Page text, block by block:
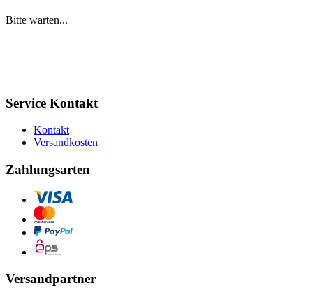
Bitte warten...
Service Kontakt
Kontakt
Versandkosten
Zahlungsarten
Versandpartner